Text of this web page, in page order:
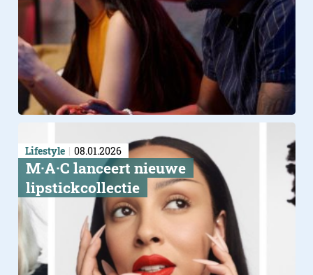
G-Star RAW:
RAW Crossover
Lifestyle 08.01.2026
M·A·C lanceert nieuwe
lipstickcollectie